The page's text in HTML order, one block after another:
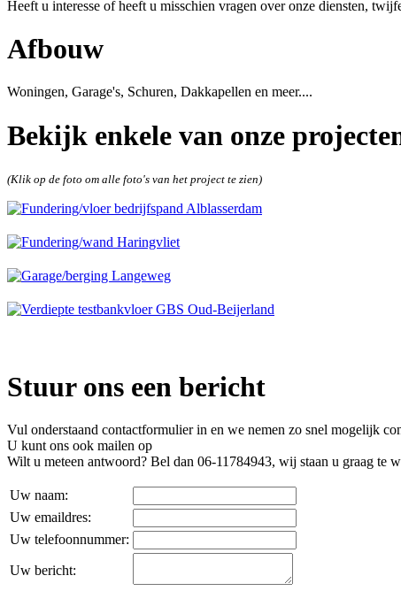
Heeft u interesse of heeft u misschien vragen over onze diensten,
Afbouw
Woningen, Garage's, Schuren, Dakkapellen en meer....
Bekijk enkele van onze
(Klik op de foto om alle foto's van het project te zien)
Stuur ons een bericht
Vul onderstaand contactformulier in en we nemen zo snel mogelijk
U kunt ons ook mailen op
Wilt u meteen antwoord? Bel dan 06-11784943, wij staan u graag te
Uw naam:
Uw emaildres:
Uw telefoonnummer:
Uw bericht: